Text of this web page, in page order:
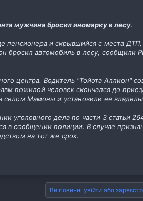
мужчина бросил иномарку в лесу.
и скрывшийся с места ДТП,
бросил автомобиль в лесу, сообщили
центра. Водитель "Тойота Аллион"
пожилой человек скончался до
Мамоны и установили ее
уголовного дела по части 3 статьи
в сообщении полиции. В случае
на тот же срок.
Ви повинні увійти або